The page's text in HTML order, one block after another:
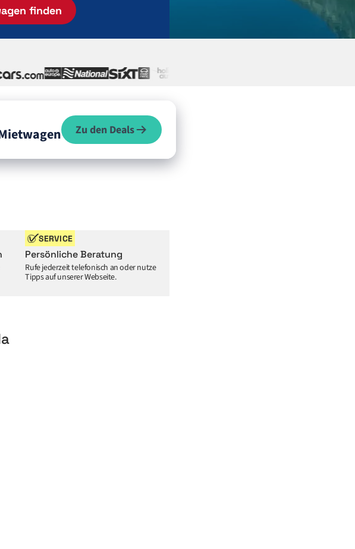
finden
Zu den Deals
SERVICE
Persönliche Beratung
Rufe jederzeit telefonisch an oder nutze
Tipps auf unserer Webseite.